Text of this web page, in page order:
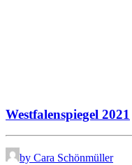
Westfalenspiegel 2021
by Cara Schönmüller